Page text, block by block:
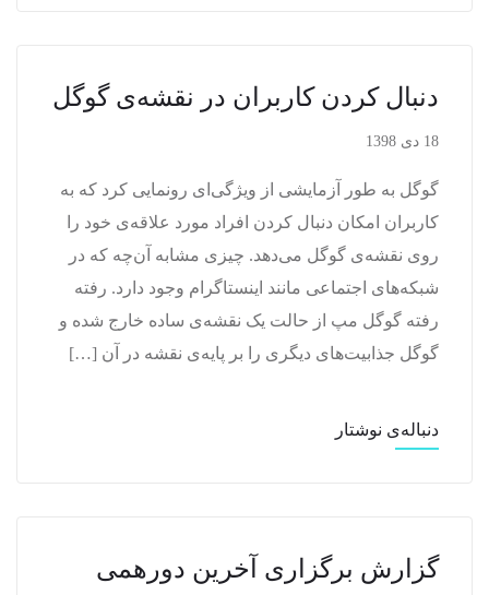
دنبال کردن کاربران در نقشه‌ی گوگل
18 دی 1398
گوگل به طور آزمایشی از ویژگی‌ای رونمایی کرد که به
کاربران امکان دنبال کردن افراد مورد علاقه‌ی خود را
روی نقشه‌ی گوگل می‌دهد. چیزی مشابه آن‌چه که در
شبکه‌های اجتماعی مانند اینستاگرام وجود دارد. رفته
رفته گوگل مپ از حالت یک نقشه‌ی ساده خارج شده و
گوگل جذابیت‌های دیگری را بر پایه‌ی نقشه در آن […]
دنباله‌ی نوشتار
گزارش برگزاری آخرین دورهمی